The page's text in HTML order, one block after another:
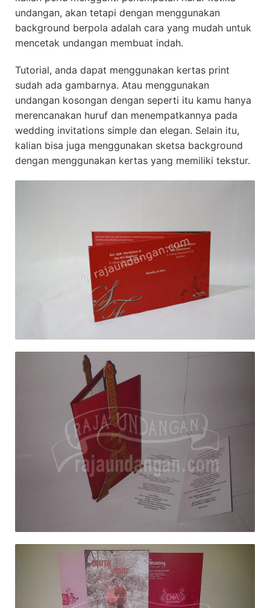
undangan, akan tetapi dengan menggunakan
background berpola adalah cara yang mudah untuk
mencetak undangan membuat indah.
Tutorial, anda dapat menggunakan kertas print
sudah ada gambarnya. Atau menggunakan
undangan kosongan dengan seperti itu kamu hanya
merencanakan huruf dan menempatkannya pada
wedding invitations simple dan elegan. Selain itu,
kalian bisa juga menggunakan sketsa background
dengan menggunakan kertas yang memiliki tekstur.